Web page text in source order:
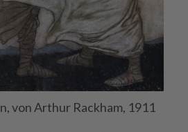
von Arthur Rackham, 1911